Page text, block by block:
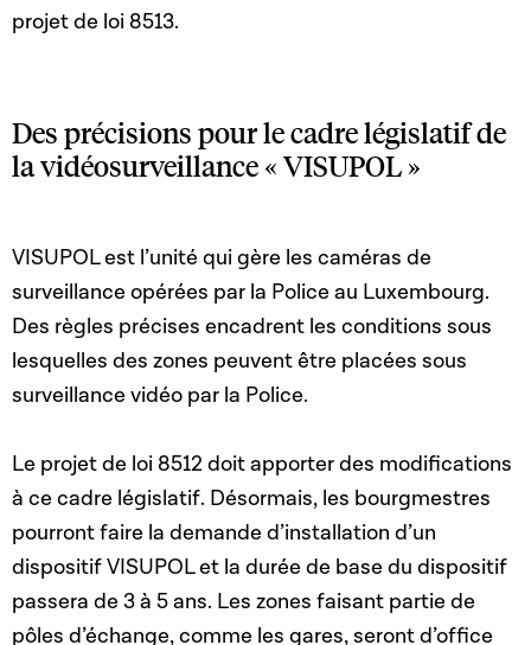
projet de loi 8513.
Des précisions pour le cadre législatif de
la vidéosurveillance « VISUPOL »
VISUPOL est l’unité qui gère les caméras de
surveillance opérées par la Police au Luxembourg.
Des règles précises encadrent les conditions sous
lesquelles des zones peuvent être placées sous
surveillance vidéo par la Police.
Le projet de loi 8512 doit apporter des modifications
à ce cadre législatif. Désormais, les bourgmestres
pourront faire la demande d’installation d’un
dispositif VISUPOL et la durée de base du dispositif
passera de 3 à 5 ans. Les zones faisant partie de
pôles d’échange, comme les gares, seront d’office